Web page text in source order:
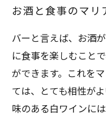
お酒と食事のマリ
バーと言えば、お酒
に食事を楽しむこと
ができます。これを
ては、とても相性が
味のある白ワインに